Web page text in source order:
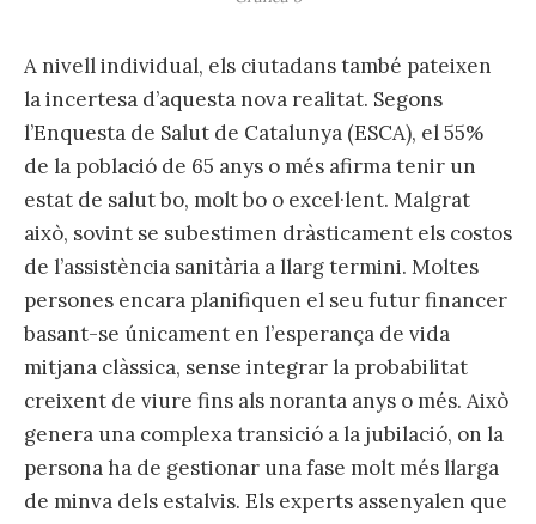
A nivell individual, els ciutadans també pateixen
la incertesa d’aquesta nova realitat. Segons
l’Enquesta de Salut de Catalunya (ESCA), el 55%
de la població de 65 anys o més afirma tenir un
estat de salut bo, molt bo o excel·lent. Malgrat
això, sovint se subestimen dràsticament els costos
de l’assistència sanitària a llarg termini. Moltes
persones encara planifiquen el seu futur financer
basant-se únicament en l’esperança de vida
mitjana clàssica, sense integrar la probabilitat
creixent de viure fins als noranta anys o més. Això
genera una complexa transició a la jubilació, on la
persona ha de gestionar una fase molt més llarga
de minva dels estalvis. Els experts assenyalen que